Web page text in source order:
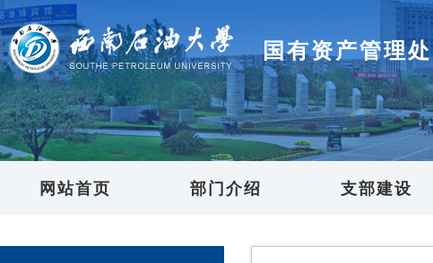
国有资产管理处
网站首页 部门介绍 支部建设